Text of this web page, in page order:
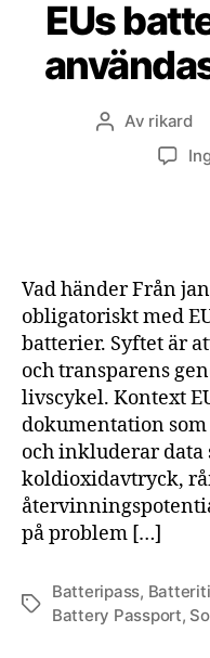
EUs
Av rikard
Vad händer Från
obligatoriskt med
batterier. Syftet är
och transparens
livscykel. Kontext
dokumentation
och inkluderar data
koldioxidavtryck,
på problem […]
Etiketter
Batteripass,
Battery Passport,